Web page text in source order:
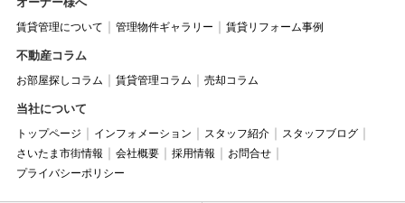
賃貸管理について 管理物件ギャラリー 賃貸リフォーム事例
不動産コラム
お部屋探しコラム 賃貸管理コラム 売却コラム
当社について
トップページ インフォメーション スタッフ紹介
スタッフブログ
さいたま市街情報
会社概要 採用情報
お問合せ
プライバシーポリシー